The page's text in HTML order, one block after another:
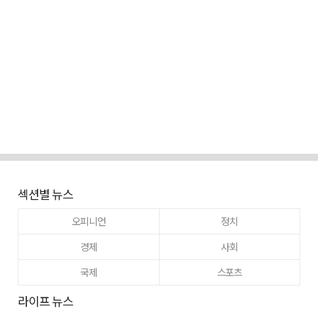
섹션별 뉴스
오피니언
정치
경제
사회
국제
스포츠
라이프 뉴스